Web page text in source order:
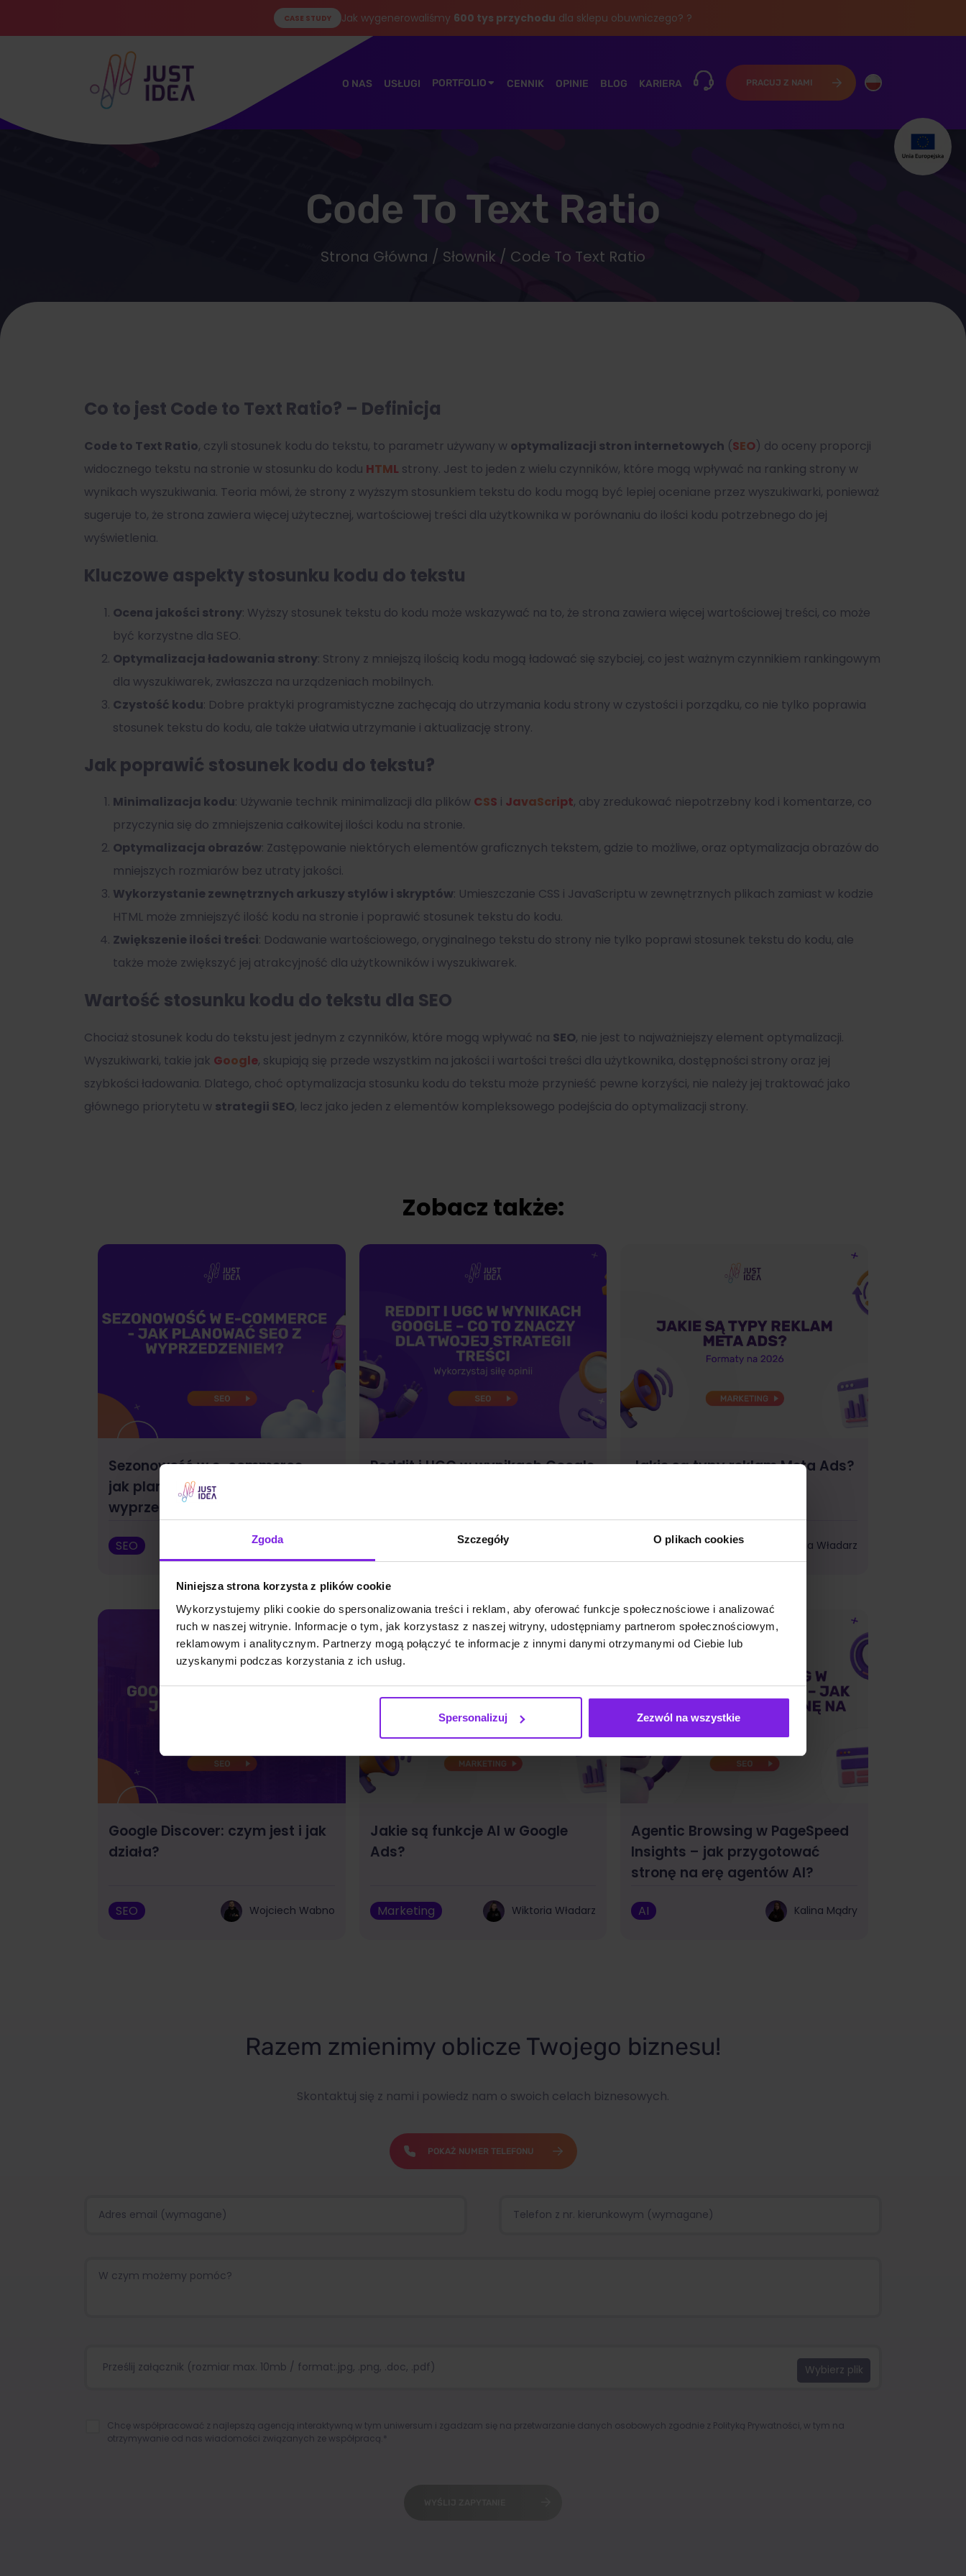
Zgoda Szczegóły O plikach cookies
Niniejsza strona korzysta z plików cookie
Wykorzystujemy pliki cookie do spersonalizowania treści i reklam, aby oferować funkcje społecznościowe i analizować
ruch w naszej witrynie. Informacje o tym, jak korzystasz z naszej witryny, udostępniamy partnerom społecznościowym,
reklamowym i analitycznym. Partnerzy mogą połączyć te informacje z innymi danymi otrzymanymi od Ciebie lub
uzyskanymi podczas korzystania z ich usług.
Spersonalizuj Zezwól na wszystkie
CASE STUDY Jak wygenerowaliśmy 600 tys przychodu dla sklepu obuwniczego? ?
O NAS USŁUGI PORTFOLIO CENNIK OPINIE BLOG KARIERA PRACUJ Z NAMI
Code To Text Ratio
Strona Główna / Słownik / Code To Text Ratio
Co to jest Code to Text Ratio? – Definicja
Code to Text Ratio, czyli stosunek kodu do tekstu, to parametr używany w optymalizacji stron internetowych (SEO) do oceny proporcji
widocznego tekstu na stronie w stosunku do kodu HTML strony. Jest to jeden z wielu czynników, które mogą wpływać na ranking strony w
wynikach wyszukiwania. Teoria mówi, że strony z wyższym stosunkiem tekstu do kodu mogą być lepiej oceniane przez wyszukiwarki, ponieważ
sugeruje to, że strona zawiera więcej użytecznej, wartościowej treści dla użytkownika w porównaniu do ilości kodu potrzebnego do jej
wyświetlenia.
Kluczowe aspekty stosunku kodu do tekstu
Ocena jakości strony: Wyższy stosunek tekstu do kodu może wskazywać na to, że strona zawiera więcej wartościowej treści, co może
być korzystne dla SEO.
Optymalizacja ładowania strony: Strony z mniejszą ilością kodu mogą ładować się szybciej, co jest ważnym czynnikiem rankingowym
dla wyszukiwarek, zwłaszcza na urządzeniach mobilnych.
Czystość kodu: Dobre praktyki programistyczne zachęcają do utrzymania kodu strony w czystości i porządku, co nie tylko poprawia
stosunek tekstu do kodu, ale także ułatwia utrzymanie i aktualizację strony.
Jak poprawić stosunek kodu do tekstu?
Minimalizacja kodu: Używanie technik minimalizacji dla plików CSS i JavaScript, aby zredukować niepotrzebny kod i komentarze, co
przyczynia się do zmniejszenia całkowitej ilości kodu na stronie.
Optymalizacja obrazów: Zastępowanie niektórych elementów graficznych tekstem, gdzie to możliwe, oraz optymalizacja obrazów do
mniejszych rozmiarów bez utraty jakości.
Wykorzystanie zewnętrznych arkuszy stylów i skryptów: Umieszczanie CSS i JavaScriptu w zewnętrznych plikach zamiast w kodzie
HTML może zmniejszyć ilość kodu na stronie i poprawić stosunek tekstu do kodu.
Zwiększenie ilości treści: Dodawanie wartościowego, oryginalnego tekstu do strony nie tylko poprawi stosunek tekstu do kodu, ale
także może zwiększyć jej atrakcyjność dla użytkowników i wyszukiwarek.
Wartość stosunku kodu do tekstu dla SEO
Chociaż stosunek kodu do tekstu jest jednym z czynników, które mogą wpływać na SEO, nie jest to najważniejszy element optymalizacji.
Wyszukiwarki, takie jak Google, skupiają się przede wszystkim na jakości i wartości treści dla użytkownika, dostępności strony oraz jej
szybkości ładowania. Dlatego, choć optymalizacja stosunku kodu do tekstu może przynieść pewne korzyści, nie należy jej traktować jako
głównego priorytetu w strategii SEO, lecz jako jeden z elementów kompleksowego podejścia do optymalizacji strony.
Zobacz także:
Sezonowość w e-commerce –
jak planować SEO z
wyprzedzeniem?
SEO Małgorzata Walo
Reddit i UGC w wynikach Google
Jakie są typy reklam Meta Ads?
Marketing Wiktoria Władarz
Google Discover: czym jest i jak
działa?
SEO Wojciech Wabno
Jakie są funkcje AI w Google
Ads?
Marketing Wiktoria Władarz
Agentic Browsing w PageSpeed
Insights – jak przygotować
stronę na erę agentów AI?
AI Kalina Mądry
Razem zmienimy oblicze Twojego biznesu!
Skontaktuj się z nami i powiedz nam o swoich celach biznesowych.
POKAŻ NUMER TELEFONU
Prześlij załącznik (rozmiar max. 10mb / format:.jpg, .png, .doc, .pdf)
Chcę współpracować z najlepszą agencją interaktywną w tym uniwersum i zgadzam się na przetwarzanie danych osobowych zgodnie z Polityką Prywatności , w tym na
otrzymywanie od nas wiadomości związanych ze współpracą.*